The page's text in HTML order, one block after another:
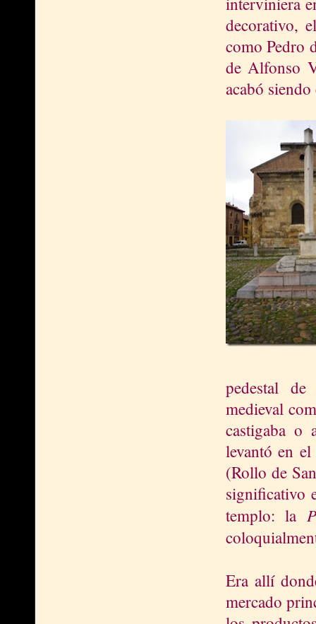
decorativo,
como Pedro
de Alfonso
acabó
pedestal
medieval
castigaba o
levantó en
(Rollo de
significativo
templo: la
Era allí
mercado